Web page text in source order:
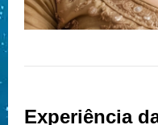
Experiência